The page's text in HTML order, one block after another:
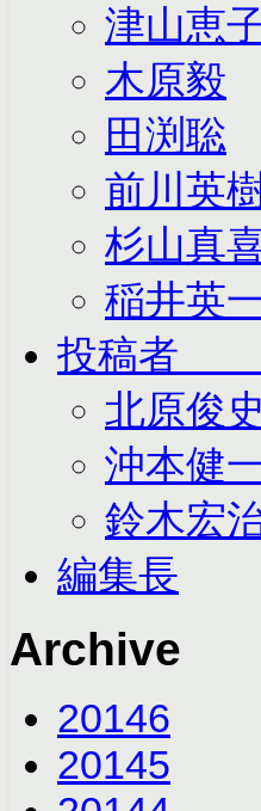
津山恵
木原毅
田渕聡
前川英
杉山真
稲井英
投稿
北原俊史
沖本健
鈴木宏
編集長
Archive
20146
20145